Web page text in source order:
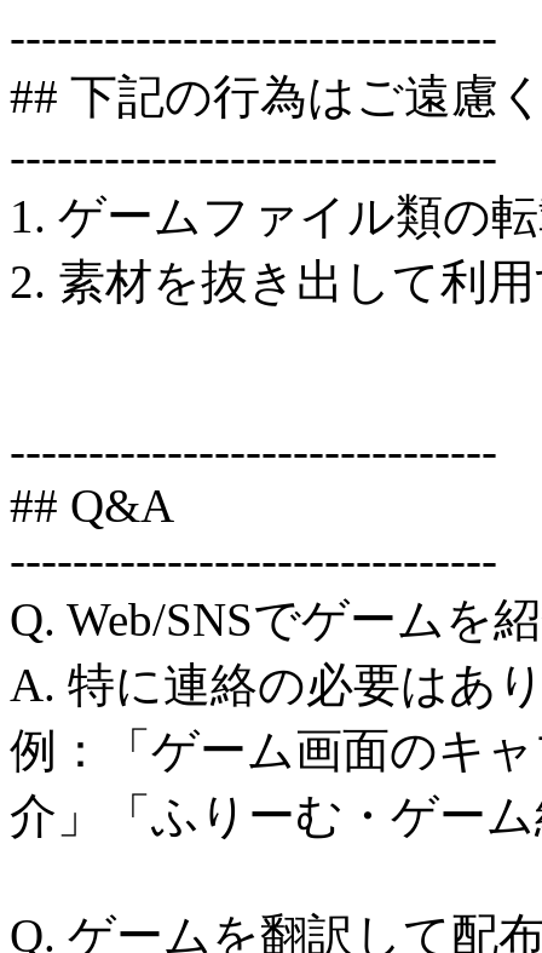
-------------------------------
## 下記の行為はご遠慮
-------------------------------
1. ゲームファイル類の
2. 素材を抜き出して利
-------------------------------
## Q&A
-------------------------------
Q. Web/SNSでゲームを
A. 特に連絡の必要はあ
例：「ゲーム画面のキ
介」「ふりーむ・ゲー
Q. ゲームを翻訳して配